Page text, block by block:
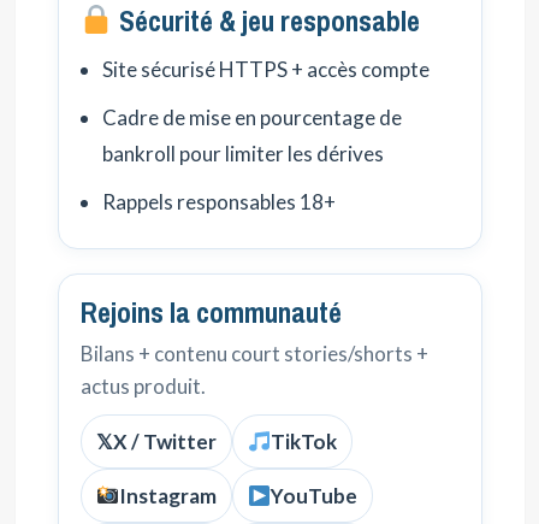
Sécurité & jeu responsable
Site sécurisé HTTPS + accès compte
Cadre de mise en pourcentage de
bankroll pour limiter les dérives
Rappels responsables 18+
Rejoins la communauté
Bilans + contenu court stories/shorts +
actus produit.
𝕏X / Twitter TikTok
Instagram YouTube